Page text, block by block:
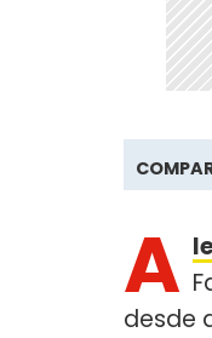
A
desde